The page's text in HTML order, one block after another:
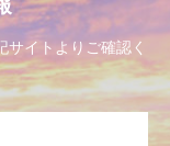
イトよりご確認く